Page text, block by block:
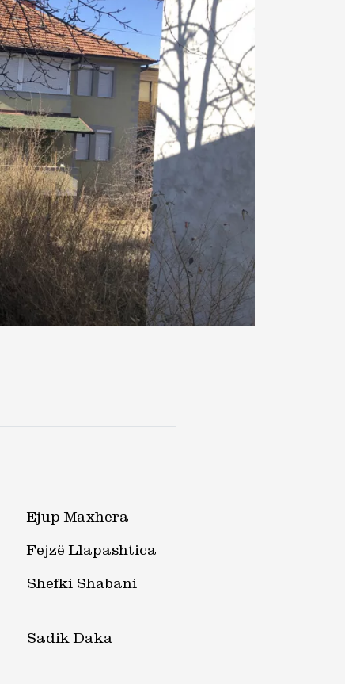
Ejup Maxhera
Fejzë Llapashtica
Shefki Shabani
Sadik Daka